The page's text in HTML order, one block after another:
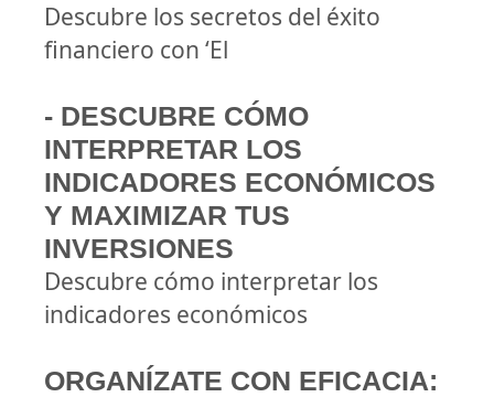
Descubre los secretos del éxito
financiero con ‘El
- DESCUBRE CÓMO
INTERPRETAR LOS
INDICADORES ECONÓMICOS
Y MAXIMIZAR TUS
INVERSIONES
Descubre cómo interpretar los
indicadores económicos
ORGANÍZATE CON EFICACIA: